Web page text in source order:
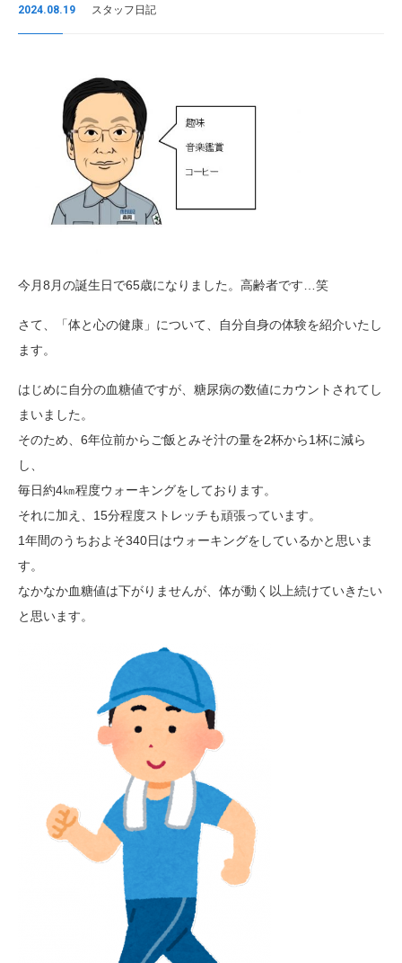
2024.08.19 スタッフ日記
今月8月の誕生日で65歳になりました。高齢者です…笑
さて、「体と心の健康」について、自分自身の体験を紹介いたし
ます。
はじめに自分の血糖値ですが、糖尿病の数値にカウントされてし
まいました。
そのため、6年位前からご飯とみそ汁の量を2杯から1杯に減ら
し、
毎日約4㎞程度ウォーキングをしております。
それに加え、15分程度ストレッチも頑張っています。
1年間のうちおよそ340日はウォーキングをしているかと思いま
す。
なかなか血糖値は下がりませんが、体が動く以上続けていきたい
と思います。